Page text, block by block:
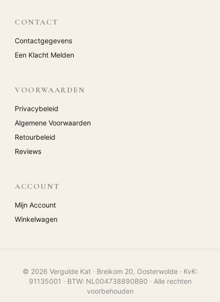
CONTACT
Contactgegevens
Een Klacht Melden
VOORWAARDEN
Privacybeleid
Algemene Voorwaarden
Retourbeleid
Reviews
ACCOUNT
Mijn Account
Winkelwagen
© 2026 Vergulde Kat · Breikom 20, Oosterwolde · KvK:
91135001 · BTW: NL004738890B90 · Alle rechten
voorbehouden